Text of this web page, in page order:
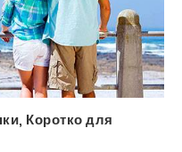
Коротко для